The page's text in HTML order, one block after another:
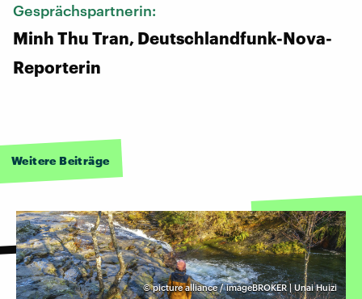
Gesprächspartnerin:
Minh Thu Tran, Deutschlandfunk-Nova-
Reporterin
Weitere Beiträge
©picture alliance / imageBROKER | Unai Huizi